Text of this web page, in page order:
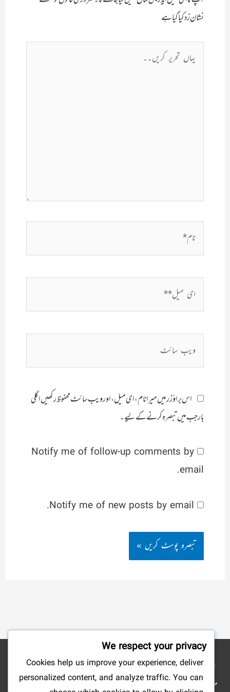
نشان زد کیا گیا ہے
تحریر
میل**
اس براؤزر میں میرا نام، ای میل، اور ویب سائٹ محفوظ رکھیں اگلی
بار جب میں تبصرہ کرنے کےلیے۔
Notify me of follow-up comments by
email.
Notify me of new posts by email.
نوٹ: شائع کردہ مضامین وکتب کے جملہ حقوق بحق ناشرین ومصنفین محفوظ ہیں۔ ہمارا
مقصد صرف علم وتحقیق وتلاش وجستجو میں سہولت پیدا کرنا ہے، لہذا: ویب سائٹ کا مالی
We respect your privacy
Cookies help us improve your experience, deliver
personalized content, and analyze traffic. You can